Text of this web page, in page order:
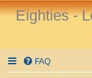
Eighties -
FAQ